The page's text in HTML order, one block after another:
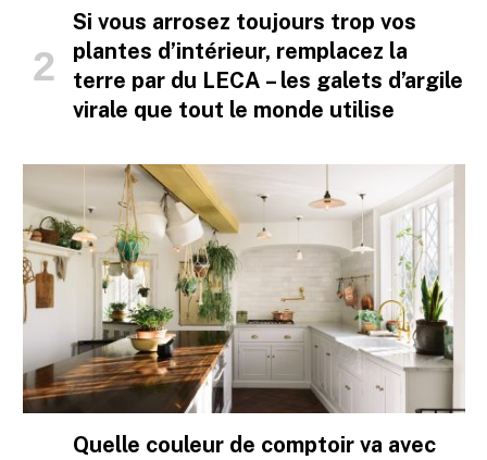
Si vous arrosez toujours trop vos
plantes d’intérieur, remplacez la
terre par du LECA – les galets d’argile
virale que tout le monde utilise
Quelle couleur de comptoir va avec